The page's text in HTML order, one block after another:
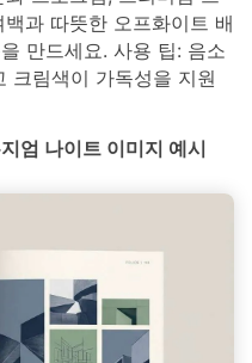
과 따뜻한 오프화이트 배
만드세요. 사용 팁: 음소
크림색이 가독성을 지원
엄 나이트 이미지 예시